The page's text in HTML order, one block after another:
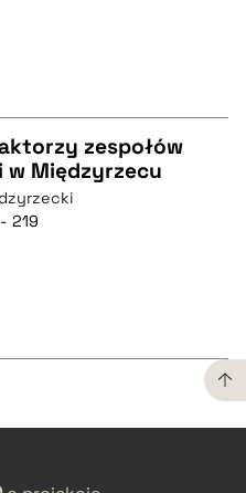
zespołów
w Międzyrzecu
219